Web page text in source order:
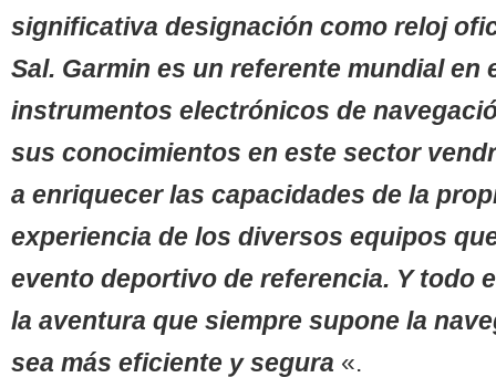
significativa designación como reloj
Sal. Garmin es un referente mundial en
instrumentos electrónicos de naveg
sus conocimientos en este sector
a enriquecer las capacidades de la
experiencia de los diversos equipos
evento deportivo de referencia. Y todo
la aventura que siempre supone la
sea más eficiente y segura «.